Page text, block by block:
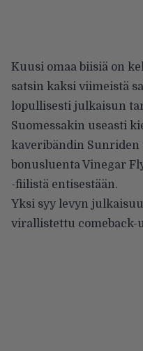
Kuusi omaa biisiä on
satsin kaksi viimeistä
lopullisesti julkaisun
Suomessakin useasti
kaveribändin Sunriden
bonusluenta Vinegar
-fiilistä entisestään.
Yksi syy levyn
virallistettu comeback-